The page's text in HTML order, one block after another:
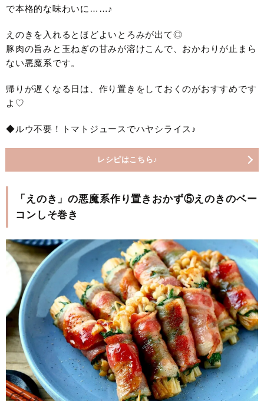
で本格的な味わいに……♪
えのきを入れるとほどよいとろみが出て◎
豚肉の旨みと玉ねぎの甘みが溶けこんで、おかわりが止まら
ない悪魔系です。
帰りが遅くなる日は、作り置きをしておくのがおすすめです
よ♡
◆ルウ不要！トマトジュースでハヤシライス♪
レシピはこちら♪
「えのき」の悪魔系作り置きおかず⑤えのきのベー
コンしそ巻き